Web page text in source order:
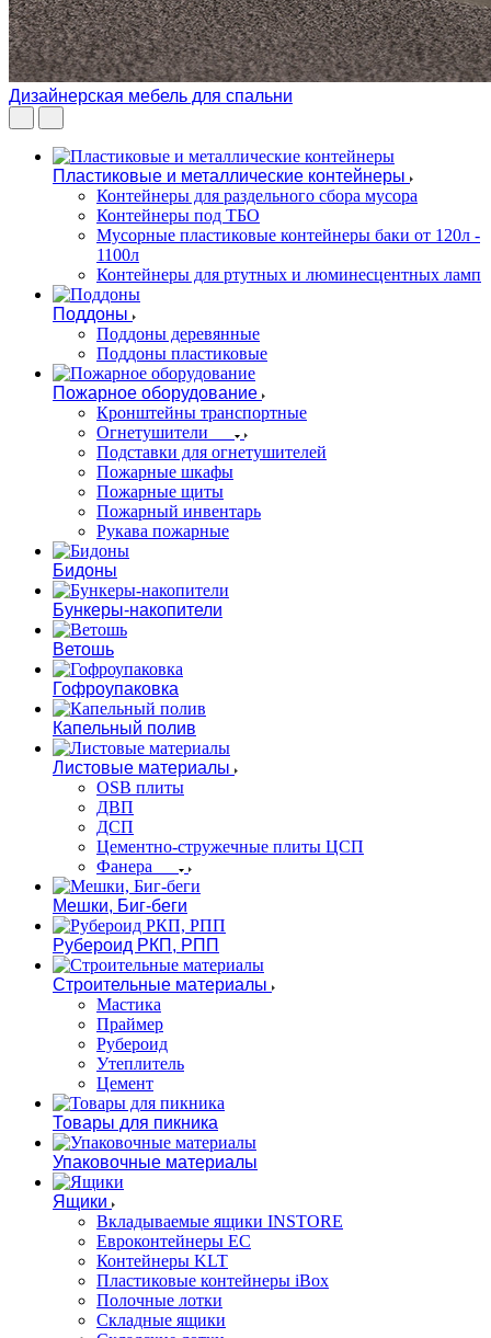
Дизайнерская мебель для спальни
Пластиковые и металлические контейнеры
Контейнеры для раздельного сбора мусора
Контейнеры под ТБО
Мусорные пластиковые контейнеры баки от 120л -
1100л
Контейнеры для ртутных и люминесцентных ламп
Поддоны
Поддоны деревянные
Поддоны пластиковые
Пожарное оборудование
Кронштейны транспортные
Огнетушители
Подставки для огнетушителей
Пожарные шкафы
Пожарные щиты
Пожарный инвентарь
Рукава пожарные
Бидоны
Бункеры-накопители
Ветошь
Гофроупаковка
Капельный полив
Листовые материалы
OSB плиты
ДВП
ДСП
Цементно-стружечные плиты ЦСП
Фанера
Мешки, Биг-беги
Рубероид РКП, РПП
Строительные материалы
Мастика
Праймер
Рубероид
Утеплитель
Цемент
Товары для пикника
Упаковочные материалы
Ящики
Вкладываемые ящики INSTORE
Евроконтейнеры ЕС
Контейнеры KLT
Пластиковые контейнеры iBox
Полочные лотки
Складные ящики